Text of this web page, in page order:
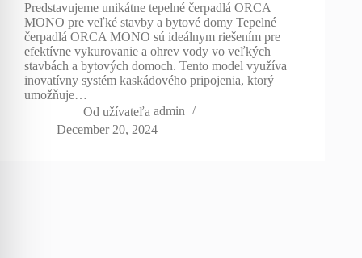
Predstavujeme unikátne tepelné čerpadlá ORCA
MONO pre veľké stavby a bytové domy Tepelné
čerpadlá ORCA MONO sú ideálnym riešením pre
efektívne vykurovanie a ohrev vody vo veľkých
stavbách a bytových domoch. Tento model využíva
inovatívny systém kaskádového pripojenia, ktorý
umožňuje…
Od užívateľa admin
December 20, 2024